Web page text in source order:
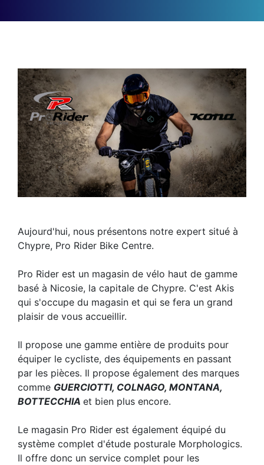
Aujourd'hui, nous présentons notre expert situé à
Chypre, Pro Rider Bike Centre.
Pro Rider est un magasin de vélo haut de gamme
basé à Nicosie, la capitale de Chypre. C'est Akis
qui s'occupe du magasin et qui se fera un grand
plaisir de vous accueillir.
Il propose une gamme entière de produits pour
équiper le cycliste, des équipements en passant
par les pièces. Il propose également des marques
comme GUERCIOTTI, COLNAGO, MONTANA,
BOTTECCHIA et bien plus encore.
Le magasin Pro Rider est également équipé du
système complet d'étude posturale Morphologics.
Il offre donc un service complet pour les